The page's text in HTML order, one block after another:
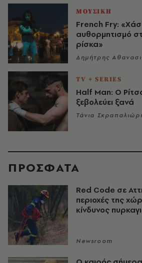
ΜΟΥΣΙΚΗ
French Fry:
αυθορμητισμό
ρίσκα»
Δημήτρης
TV + SERIES
Half Man: Ο
ξεβολεύει ξανά
Τάνια
ΠΡΟΣΦΑΤΑ
Red Code σε
περιοχές της
κίνδυνος
Newsroom